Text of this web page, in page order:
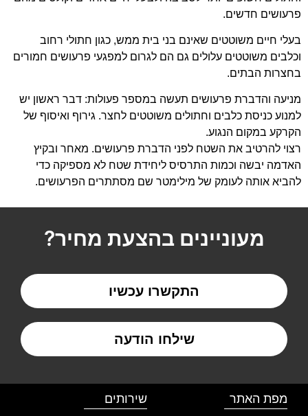
פרעושים חדשים.
בעלי חיים משוטטים שאינם בני בית ממש, כגון חתולי רחוב
וכלבים משוטטים עלולים גם הם לגרום למפגעי פרעושים חמורים
בחצרות הבתים.
מניעה והדברת פרעושים תעשה במספר פעולות: דבר ראשון יש
למנוע כניסת כלבים וחתולים משוטטים לחצר. גירוף ואיסוף של
הקרקע במקום הנגוע.
רצוי להרטיב את השטח לפני הדברת פרעושים. מאחר ובקיץ
האדמה יבשה וכמות התרסיס ליחידת שטח לא מספיקה כדי
להביא אותה לעומק של מילימטר שם מסתתרים הפרעושים.
מעוניינים בהצעת מחיר?
התקשרו עכשיו
שילחו הודעה
מפת האתר שירותים